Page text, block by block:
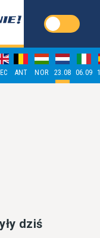
ANT NOR 23.08 06.09
dziś